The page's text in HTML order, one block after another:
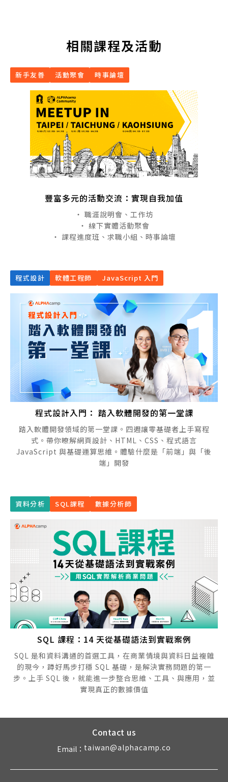
相關課程及活動
新手友善 活動聚會 時事論壇
豐富多元的活動交流：實現自我加值
・ 職涯說明會、工作坊
・ 線下實體活動聚會
・ 課程進度班、求職小組、時事論壇
程式設計 軟體工程師 JavaScript 入門
程式設計入門： 踏入軟體開發的第一堂課
踏入軟體開發領域的第一堂課。四週讓零基礎者上手寫程
式。帶你暸解網頁設計、HTML、CSS、程式語言
JavaScript 與基礎運算思維。體驗什麼是「前端」與「後
端」開發
資料分析 SQL課程 數據分析師
SQL 課程：14 天從基礎語法到實戰案例
SQL 是和資料溝通的首選工具，在商業情境與資料日益複雜
的現今，蹲好馬步打穩 SQL 基礎，是解決實務問題的第一
步。上手 SQL 後，就能進一步整合思維、工具、與應用，並
實現真正的數據價值
Contact us
Email： taiwan@alphacamp.co